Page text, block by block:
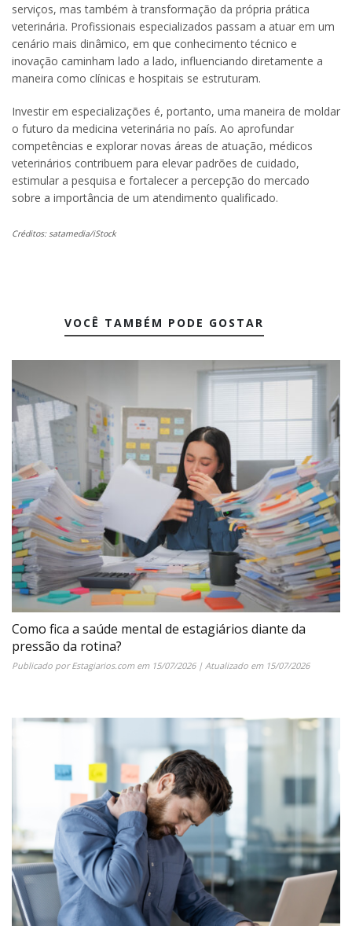
serviços, mas também à transformação da própria prática
veterinária. Profissionais especializados passam a atuar em um
cenário mais dinâmico, em que conhecimento técnico e
inovação caminham lado a lado, influenciando diretamente a
maneira como clínicas e hospitais se estruturam.
Investir em especializações é, portanto, uma maneira de moldar
o futuro da medicina veterinária no país. Ao aprofundar
competências e explorar novas áreas de atuação, médicos
veterinários contribuem para elevar padrões de cuidado,
estimular a pesquisa e fortalecer a percepção do mercado
sobre a importância de um atendimento qualificado.
Créditos: satamedia/iStock
VOCÊ TAMBÉM PODE GOSTAR
Como fica a saúde mental de estagiários diante da
pressão da rotina?
Publicado porEstagiarios.comem 15/07/2026| Atualizado em 15/07/2026